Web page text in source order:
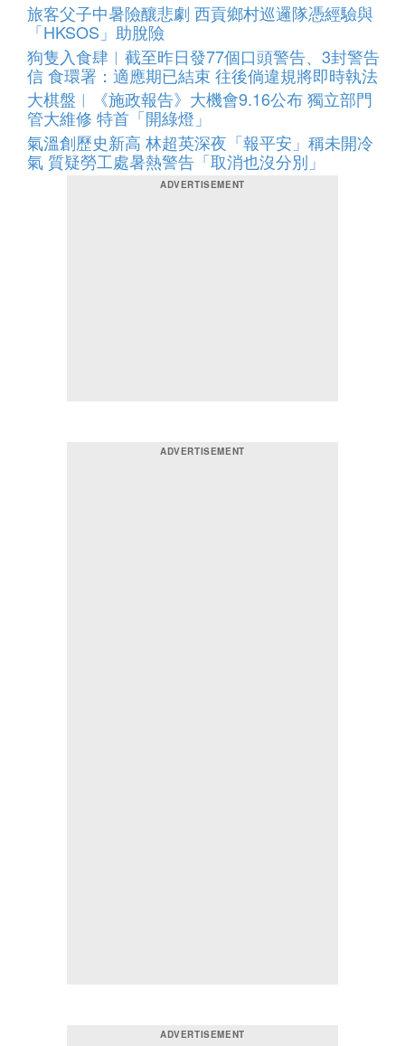
旅客父子中暑險釀悲劇 西貢鄉村巡邏隊憑經驗與
「HKSOS」助脫險
狗隻入食肆︱截至昨日發77個口頭警告、3封警告
信 食環署：適應期已結束 往後倘違規將即時執法
大棋盤︱《施政報告》大機會9.16公布 獨立部門
管大維修 特首「開綠燈」
氣溫創歷史新高 林超英深夜「報平安」稱未開冷
氣 質疑勞工處暑熱警告「取消也沒分別」